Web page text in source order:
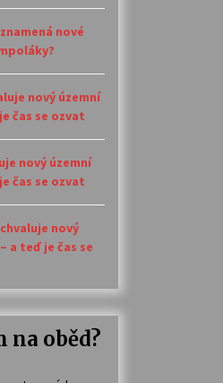
nové
nový územní
čas se ozvat
nový územní
čas se ozvat
nový
a teď je čas se
na oběd?